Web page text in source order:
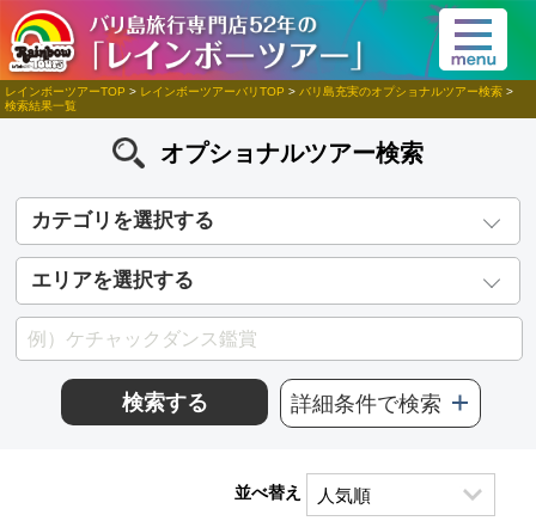
レインボーツアーTOP > レインボーツアーバリTOP > バリ島充実のオプショナルツアー検索 >
検索結果一覧
オプショナルツアー検索
カテゴリを選択する
エリアを選択する
検索する 詳細条件で検索
並べ替え